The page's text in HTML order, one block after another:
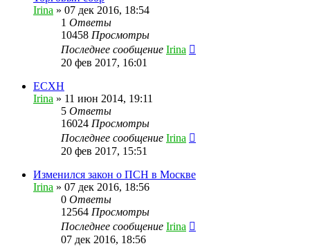
Irina » 07 дек 2016, 18:54
1 Ответы
10458 Просмотры
Последнее сообщение Irina
20 фев 2017, 16:01
ЕСХН
Irina » 11 июн 2014, 19:11
5 Ответы
16024 Просмотры
Последнее сообщение Irina
20 фев 2017, 15:51
Изменился закон о ПСН в Москве
Irina » 07 дек 2016, 18:56
0 Ответы
12564 Просмотры
Последнее сообщение Irina
07 дек 2016, 18:56